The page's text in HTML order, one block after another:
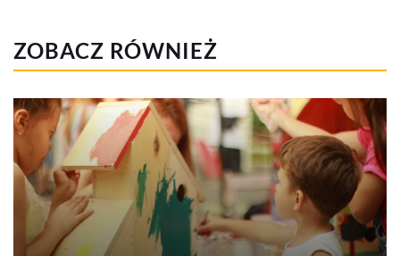
ZOBACZ RÓWNIEŻ